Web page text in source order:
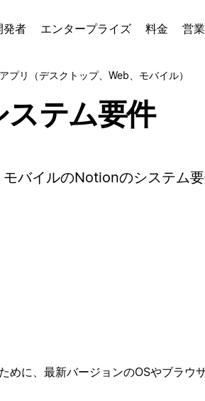
発者 エンタープライズ 料金 営
プリ（デスクトップ、Web、モバイル）
テム要件
バイルのNotionのシステム
めに、最新バージョンのOSやブラウ